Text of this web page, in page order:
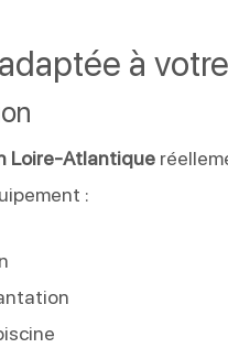
à
Loire-Atlantique
: